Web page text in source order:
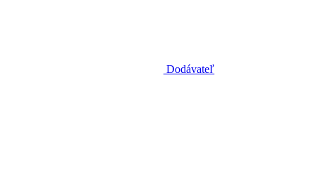
Dodávateľ